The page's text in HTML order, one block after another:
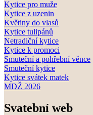
Kytice pro muže
Kytice z uzenin
Květiny do vlasů
Kytice tulipánů
Netradiční kytice
Kytice k promoci
Smuteční a pohřební věnce
Smuteční kytice
Kytice svátek matek
MDŽ 2026
Svatební web